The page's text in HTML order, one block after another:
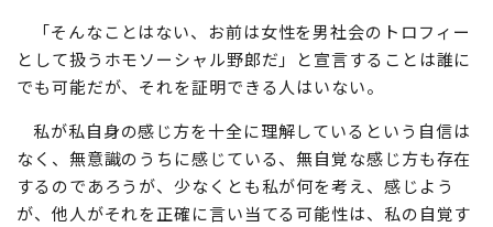
「そんなことはない、お前は女性を男社会のトロフィー
として扱うホモソーシャル野郎だ」と宣言することは誰に
でも可能だが、それを証明できる人はいない。
私が私自身の感じ方を十全に理解しているという自信は
なく、無意識のうちに感じている、無自覚な感じ方も存在
するのであろうが、少なくとも私が何を考え、感じよう
が、他人がそれを正確に言い当てる可能性は、私の自覚す